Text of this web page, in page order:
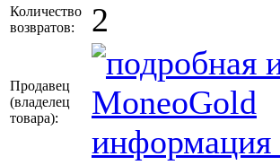
Количество
возвратов:
2
Продавец
(владелец
товара):
MoneoGold
информация